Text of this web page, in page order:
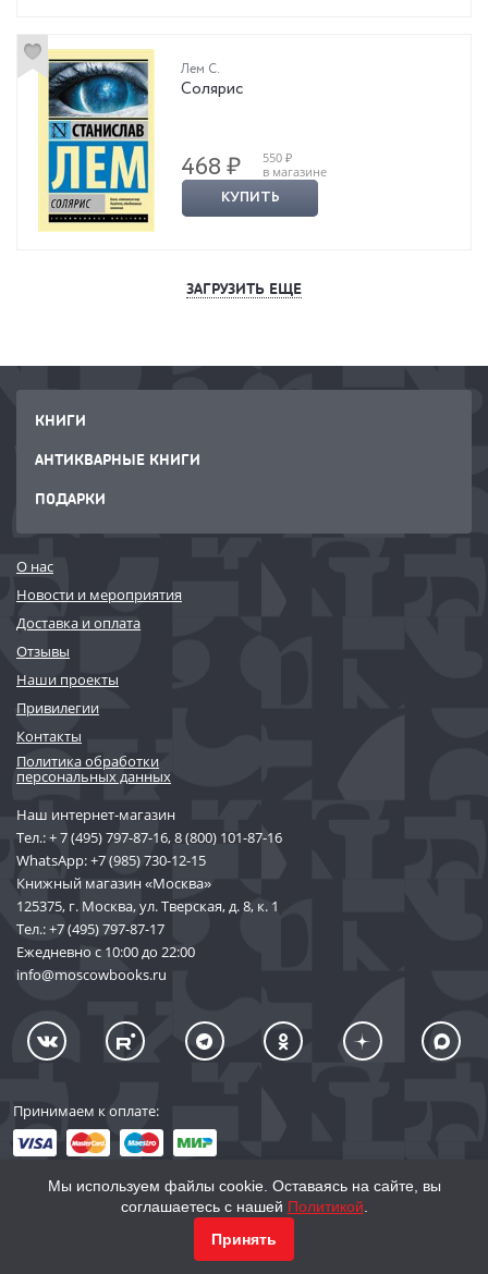
Лем С.
Солярис
468 ₽
550 ₽
в магазине
КУПИТЬ
ЗАГРУЗИТЬ ЕЩЕ
КНИГИ
АНТИКВАРНЫЕ КНИГИ
ПОДАРКИ
О нас
Новости и мероприятия
Доставка и оплата
Отзывы
Наши проекты
Привилегии
Контакты
Политика обработки
персональных данных
Наш интернет-магазин
Тел.:+ 7 (495) 797-87-16,8 (800) 101-87-16
WhatsApp:+7 (985) 730-12-15
Книжный магазин «Москва»
125375, г. Москва, ул. Тверская, д. 8, к. 1
Тел.:+7 (495) 797-87-17
Ежедневно с 10:00 до 22:00
info@moscowbooks.ru
Принимаем к оплате:
© 2002–2026 «Торговый Дом Книги «МОСКВА»
Мы используем файлы cookie. Оставаясь на сайте, вы
соглашаетесь с нашей Политикой
Принять